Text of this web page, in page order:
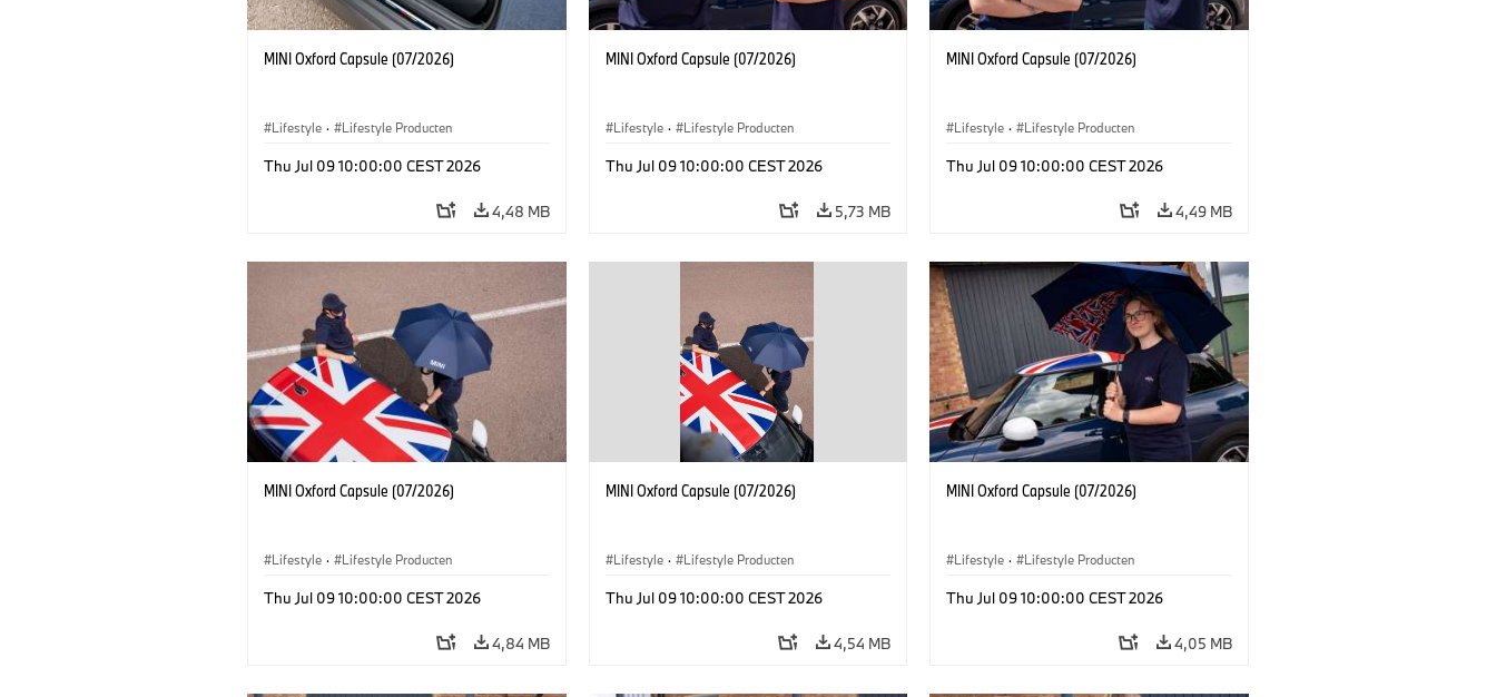
MINI Oxford Capsule (07/2026)
Lifestyle · Lifestyle Producten
Thu Jul 09 10:00:00 CEST 2026
4,48 MB
MINI Oxford Capsule (07/2026)
Lifestyle · Lifestyle Producten
Thu Jul 09 10:00:00 CEST 2026
5,73 MB
MINI Oxford Capsule (07/2026)
Lifestyle · Lifestyle Producten
Thu Jul 09 10:00:00 CEST 2026
4,49 MB
MINI Oxford Capsule (07/2026)
Lifestyle · Lifestyle Producten
Thu Jul 09 10:00:00 CEST 2026
4,84 MB
MINI Oxford Capsule (07/2026)
Lifestyle · Lifestyle Producten
Thu Jul 09 10:00:00 CEST 2026
4,54 MB
MINI Oxford Capsule (07/2026)
Lifestyle · Lifestyle Producten
Thu Jul 09 10:00:00 CEST 2026
4,05 MB